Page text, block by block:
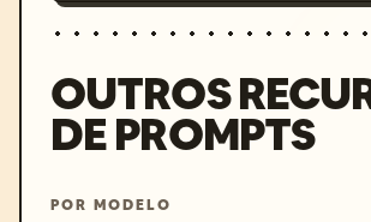
OUTROS
DE PROMPTS
POR MODELO